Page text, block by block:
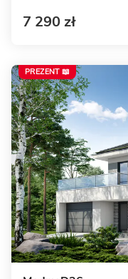
7 290 zł
PREZENT 📖